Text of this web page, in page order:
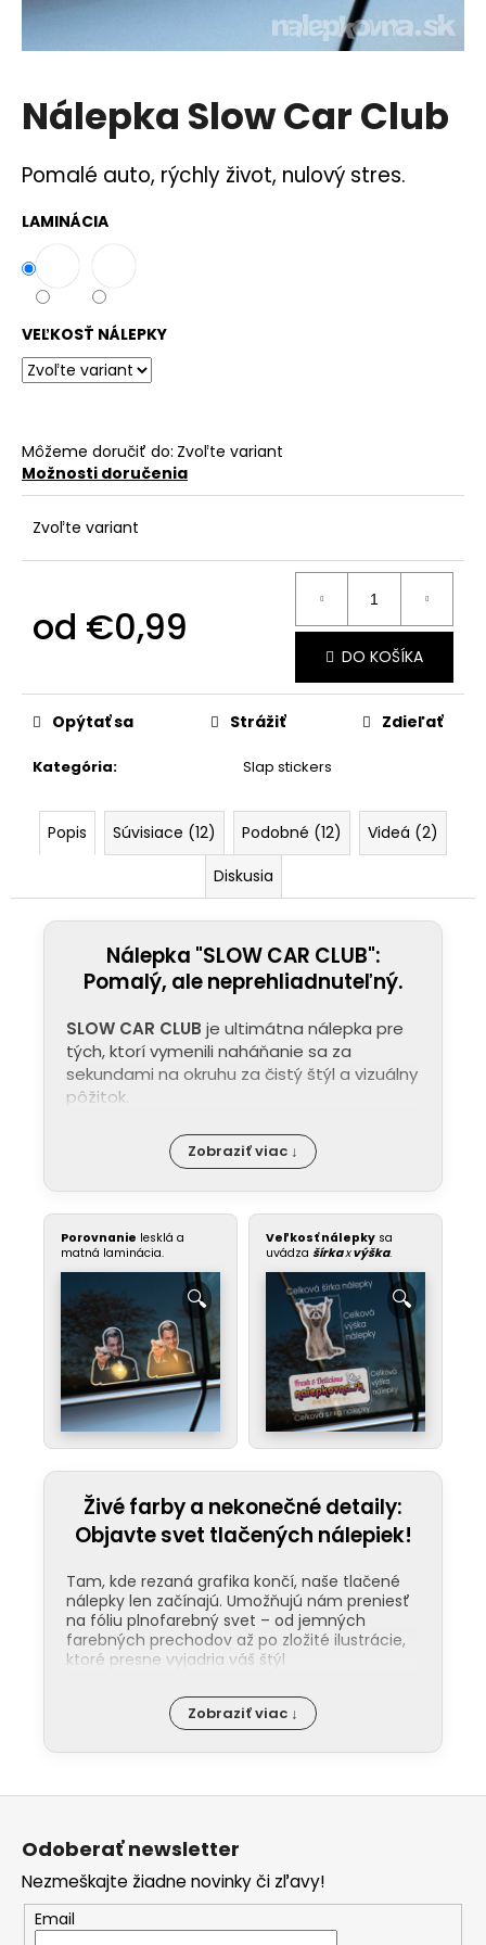
Nálepka Slow Car Club
Pomalé auto, rýchly život, nulový stres.
LAMINÁCIA
VEĽKOSŤ NÁLEPKY
Môžeme doručiť do: Zvoľte variant
Možnosti doručenia
Zvoľte variant
od €0,99
DO KOŠÍKA
Kategória: Slap stickers
Opýtať sa Strážiť Zdieľať
Popis Súvisiace (12) Podobné (12)
Videá (2)
Diskusia
Nálepka "SLOW CAR CLUB":
Pomalý, ale neprehliadnuteľný.
SLOW CAR CLUB je ultimátna nálepka pre
tých, ktorí vymenili naháňanie sa za
sekundami na okruhu za čistý štýl a vizuálny
pôžitok.
Zobraziť viac ↓
Porovnanie lesklá a
matná laminácia.
Veľkosť nálepky sa
uvádza šírkaxvýška.
Živé farby a nekonečné detaily:
Objavte svet tlačených nálepiek!
Tam, kde rezaná grafika končí, naše tlačené
nálepky len začínajú. Umožňujú nám preniesť
na fóliu plnofarebný svet – od jemných
farebných prechodov až po zložité ilustrácie,
ktoré presne vyjadria váš štýl
Odolnosť pod ochranou laminácie:
Kľúčom k dlhej životnosti našich nálepiek
rozdiel od bežných nálepiek, tie naše
slnku. Na našom YouTube kanáli vám
ukážeme rozdiel medzi matným a
lesklým finišom, aby ste presne vedeli,
čo vášmu dizajnu pristane viac.
Jednoduchá aplikácia „odlep a
Zobraziť viac ↓
á
j
ť
?
O
d
r
ú
č
m
e
Z
Odoberať newsletter
Nezmeškajte žiadne novinky či zľavy!
Email